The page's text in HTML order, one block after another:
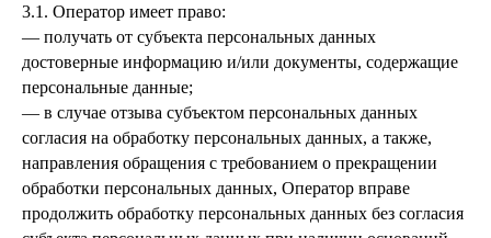
3.1. Оператор имеет право:
— получать от субъекта персональных данных
достоверные информацию и/или документы, содержащие
персональные данные;
— в случае отзыва субъектом персональных данных
согласия на обработку персональных данных, а также,
направления обращения с требованием о прекращении
обработки персональных данных, Оператор вправе
продолжить обработку персональных данных без согласия